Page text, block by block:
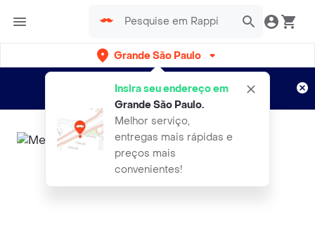
Grande São Paulo
Insira seu endereço em
Grande São Paulo.
Melhor serviço,
entregas mais rápidas e
preços mais
convenientes!
Entregas grátis por 15 dias!
Aplicam T&C